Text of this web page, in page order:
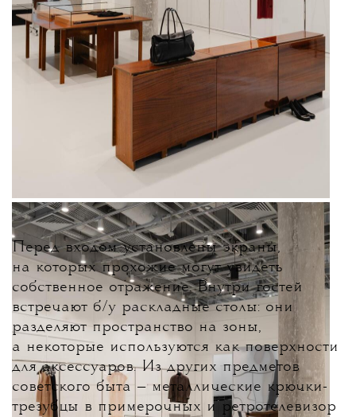
Перед входом установлены экраны,
на которых прохожие могут увидеть
собственное отражение. Внутри гостей
встречают б/у раскладные столы: они
разделяют пространство на зоны,
а некоторые используются как поверхности
для аксессуаров. Из других предметов
советского быта — металлические крючки-
трезубцы в примерочных и ретротелевизор